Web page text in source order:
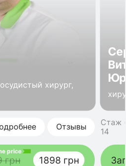
хирург,
Отзывы
price
грн 1898 грн
Стаж
14